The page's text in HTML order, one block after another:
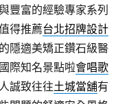
豐富的經驗專家系列
得推薦台北招牌設計
的隱適美矯正鑽石級醫
際知名景點啦會唱歌
誠致往往土城當舖有